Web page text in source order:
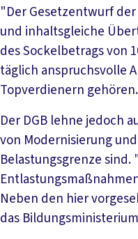
"Der Gesetzentwurf
und inhaltsgleiche
des Sockelbetrags von
täglich anspruchsvolle
Topverdienern
Der DGB lehne jedoch
von Modernisierung
Belastungsgrenze
Neben den hier
das